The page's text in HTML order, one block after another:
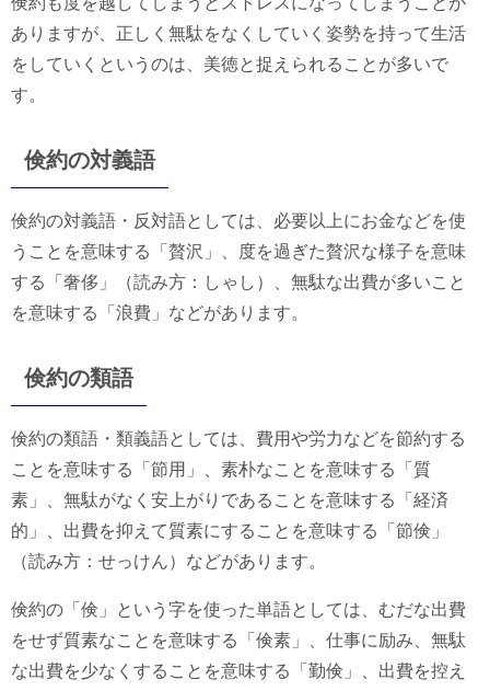
ありますが、正しく無駄をなくしていく姿勢を持って生活
をしていくというのは、美徳と捉えられることが多いで
す。
倹約の対義語
倹約の対義語・反対語としては、必要以上にお金などを使
うことを意味する「贅沢」、度を過ぎた贅沢な様子を意味
する「奢侈」（読み方：しゃし）、無駄な出費が多いこと
を意味する「浪費」などがあります。
倹約の類語
倹約の類語・類義語としては、費用や労力などを節約する
ことを意味する「節用」、素朴なことを意味する「質
素」、無駄がなく安上がりであることを意味する「経済
的」、出費を抑えて質素にすることを意味する「節倹」
（読み方：せっけん）などがあります。
倹約の「倹」という字を使った単語としては、むだな出費
をせず質素なことを意味する「倹素」、仕事に励み、無駄
な出費を少なくすることを意味する「勤倹」、出費を控え